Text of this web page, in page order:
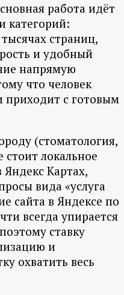
работа идёт
категорий:
страниц,
и удобный
напрямую
что человек
приходит с готовым
(стоматология,
локальное
Картах,
вида «услуга
сайта в Яндексе по
всегда упирается
ставку
и
охватить весь